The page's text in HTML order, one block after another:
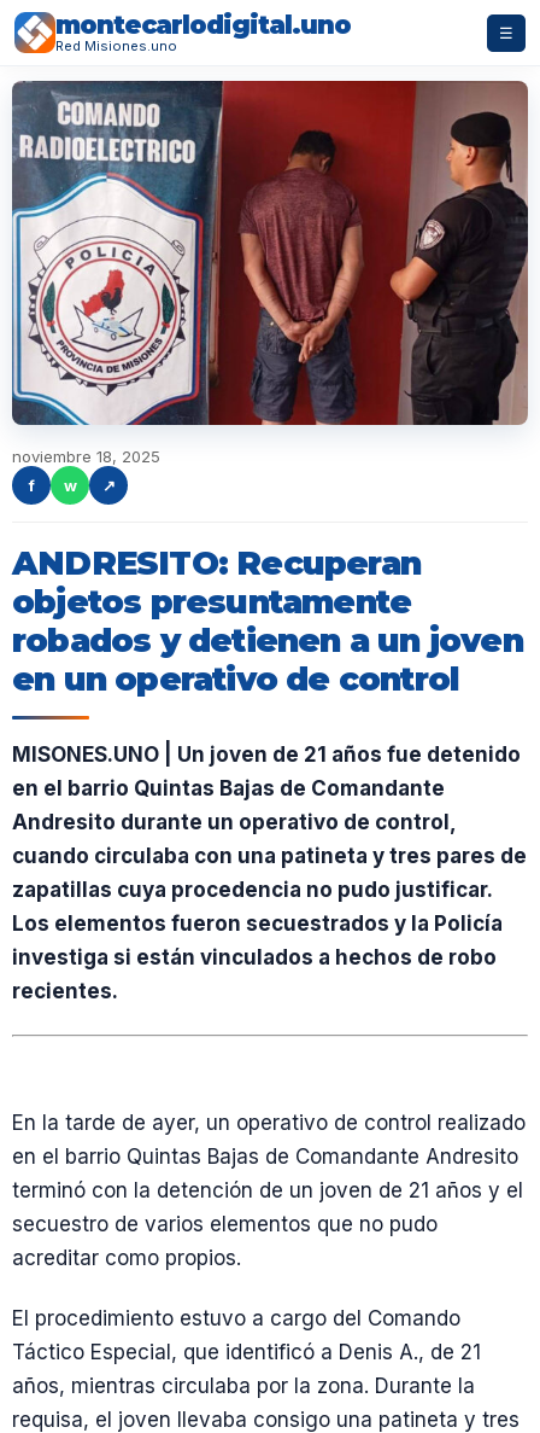
montecarlodigital.uno
Red Misiones.uno
☰
noviembre 18, 2025
f
w ↗
ANDRESITO: Recuperan
objetos presuntamente
robados y detienen a un joven
en un operativo de control
MISONES.UNO | Un joven de 21 años fue detenido
en el barrio Quintas Bajas de Comandante
Andresito durante un operativo de control,
cuando circulaba con una patineta y tres pares de
zapatillas cuya procedencia no pudo justificar.
Los elementos fueron secuestrados y la Policía
investiga si están vinculados a hechos de robo
recientes.
En la tarde de ayer, un operativo de control realizado
en el barrio Quintas Bajas de Comandante Andresito
terminó con la detención de un joven de 21 años y el
secuestro de varios elementos que no pudo
acreditar como propios.
El procedimiento estuvo a cargo del Comando
Táctico Especial, que identificó a Denis A., de 21
años, mientras circulaba por la zona. Durante la
requisa, el joven llevaba consigo una patineta y tres